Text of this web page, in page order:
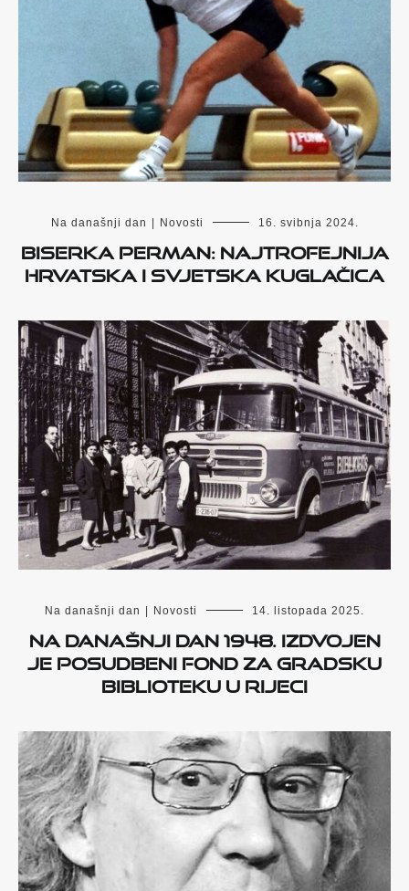
Na današnji dan Novosti 16. svibnja 2024.
Biserka Perman: najtrofejnija
hrvatska i svjetska kuglačica
Na današnji dan | Novosti 14. listopada 2025.
Na današnji dan 1948. izdvojen
je posudbeni fond za Gradsku
biblioteku u Rijeci